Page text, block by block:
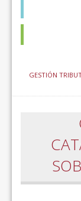
GESTIÓN